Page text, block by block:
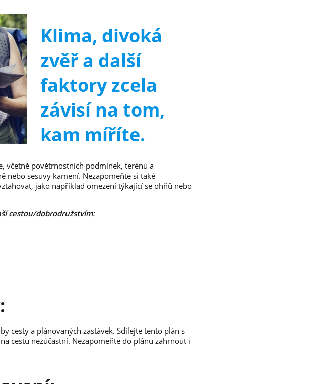
Klima, divoká
zvěř a další
faktory zcela
závisí na tom,
kam míříte.
včetně povětrnostních podmínek, terénu a
nebo sesuvy kamení. Nezapomeňte si také
jako například omezení týkající se ohňů nebo
cestou/dobrodružstvím:
cesty a plánovaných zastávek. Sdílejte tento plán s
cestu nezúčastní. Nezapomeňte do plánu zahrnout i